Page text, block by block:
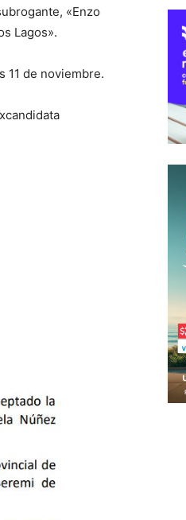
«Enzo
Lagos».
11 de noviembre.